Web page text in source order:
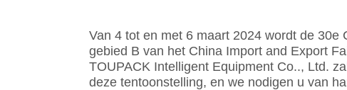
Van 4 tot en met 6 maart 2024 wordt de
gebied B van het China Import and Export
TOUPACK Intelligent Equipment Co.., Ltd.
deze tentoonstelling, en we nodigen u van